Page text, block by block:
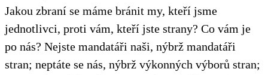
Jakou zbraní se máme bránit my, kteří jsme
jednotlivci, proti vám, kteří jste strany? Co vám je
po nás? Nejste mandatáři naši, nýbrž mandatáři
stran; neptáte se nás, nýbrž výkonných výborů stran;